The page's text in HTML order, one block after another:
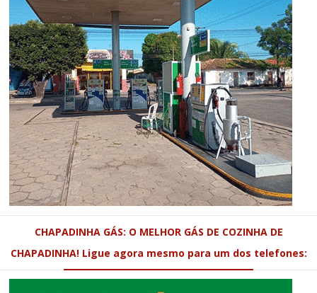
CHAPADINHA GÁS: O MELHOR GÁS DE COZINHA DE
CHAPADINHA! Ligue agora mesmo para um dos telefones: